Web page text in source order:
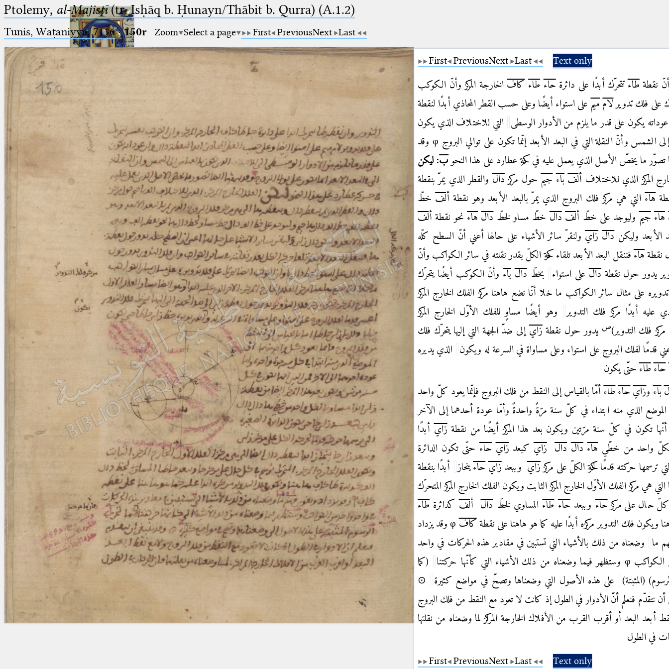
Ptolemaeus
Arabus et Latinus
(the underscore) is the placeholder
for exactly one character.
(the percent sign) is the
placeholder for no, one or more
than one character.
%%
(two percent signs) is the
placeholder for no, one or more
than one character, but not for
blank space (so that a search ends
🔎︎
Start
Project
Team
News
Jobs
Publications
Conference
Arabic Works
Arabic Manuscripts
Latin Works
Latin Manuscripts
Latin Early Prints
Images
Texts
beta Glossary
Resources
Licenses Contact·
Impressum
Privacy· 2013
Print 🖨
Ptolemy, al-Majisṭī(tr. Isḥāq b. Ḥunayn/Thābit b. Qurra) (A.1.2)
Tunis, Waṭaniyya, 7116·150r Zoom Select a page First PreviousNext Last
First PreviousNext Last Text only
نقطة طاء تتحرّك أبدًا على دائرة حاء طاء كاف الخارجة المركز وأنّ الكوكب
على فلك تدوير لام ميم على استواء أيضًا وعلى حسب القطر المحاذي أبدًا لنقطة
يكون على قدر ما يلزم من الأدوار الوسطى
التي للاختلاف الذي يكون
الشمس وأنّ النقلةالتي في البعد الأبعد إنّما تكون على توالي البروج φ وقد
تصوّر ما يخصّ الأصل الذي يعمل عليه في حركة عطارد على هذا النحو ب: ليكن
المركز الذي للاختلاف ألف باء جيم حول مركز دال والقطر الذي يمرّ بنقطة
هاء التي هي مركز فلك البروج الذي يمرّ بالبعد الأبعد وهو نقطة ألف خطّ
هاء جيم وليوجد على خطّ ألف دال خطّ مساو لخطّ دال هاء نحو نقطة ألف
الأبعد وليكن دال زاي ولنقرّ سائر الأشياء على حالها أعني أنّ السطح كلّه
نقطة هاء فننقل البعد الأبعد تلقاء حركة الكلّ بقدر نقلته في سائر الكواكب وأنّ
يدور حول نقطة دال على استواء بخطّ دال باء وأنّ الكوكب أيضًا يتحرّك
على مثال سائر الكواكب ما خلا أنّا نضع هاهنا مركز الفلك الخارج المركز
عليه أبدًا مركز فلك التدوير
وهو أيضًا مساوٍ للفلك الأوّلالخارج المركز
فلك التدوير)ص يدور حول نقطة زاي إلى ضدّ الجهة التي إليها يتحرّك فلك
قدمًا لفلك البروج على استواء وعلى مساواة في السرعة له ويكون
الذي يديره
حاء طاء حتّى يكون
باء وزاي حاء طاء أمّا بالقياس إلى النقط من فلك البروج فإنّما يعود كلّ واحد
الموضع الذي منه ابتداء في كلّ سنة مرّةً واحدةً وأمّا عودة أحدهما إلى الآخر
أنّها تكون في كلّ سنة مرّتين ويكون بعد هذا المركز أيضًا من نقطة زاي أبدًا
واحد من خطّي هاء دال دال زاي كبعد زاي حاء حتّى تكون الدائرة
ترسمها حركته قدمًا لحركة الكلّ على مركز زاي وببعد زاي حاءينحاز
أبدًا بنقطة
هي مركز الفلك الأوّل الخارج المركز الثابت ويكون الفلك الخارج المركز المتحرّك
حال على مركز حاء وببعد حاء طاء المساوي لخطّ دال ألف كدائرة طاء
ويكون فلك التدوير مركزه أبدًا عليه كما هو هاهنا على نقطة كاف φوقد يزداد
ما
وضعناه من ذلك بالأشياء التي تستبين في مقادير هذه الحركات في واحد
الكواكب φ وستظهر فيما وضعناه من ذلك الأشياء التي كأنّها حركتنا
(كما
(المثبتة)
على هذه الأصول التي وضعناها وتصحّ في مواضع كثيرة
⊙
أن نتقدّم فنعلم أنّ الأدوار في الطول إذ كانت لا تعود مع النقط من فلك البروج
أبعد البعد أو أقرب القرب من الأفلاك الخارجة المراكز لما وضعناه من نقلتها
في الطول
First PreviousNext Last Text only